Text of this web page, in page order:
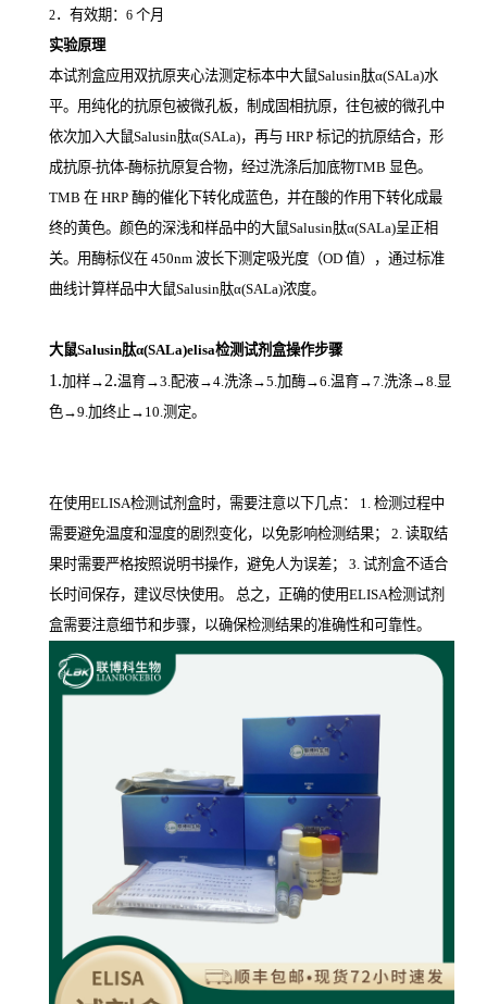
2．有效期： 6 个月
实验原理
本试剂盒应用双抗原夹心法测定标本中大鼠Salusin肽α(SALa)水
平。用纯化的抗原包被微孔板，制成固相抗原，往包被的微孔中
依次加入大鼠Salusin肽α(SALa)，再与 HRP 标记的抗原结合，形
成抗原-抗体-酶标抗原复合物，经过洗涤后加底物TMB 显色。
TMB 在 HRP 酶的催化下转化成蓝色，并在酸的作用下转化成最
终的黄色。颜色的深浅和样品中的大鼠Salusin肽α(SALa)呈正相
关。用酶标仪在 450nm 波长下测定吸光度（OD 值），通过标准
曲线计算样品中大鼠Salusin肽α(SALa)浓度。
大鼠Salusin肽α(SALa)elisa检测试剂盒操作步骤
1.加样→ 2.温育→3.配液→4.洗涤→5.加酶→6.温育→7.洗涤→8.显
色→9.加终止→10.测定。
在使用ELISA检测试剂盒时，需要注意以下几点： 1. 检测过程中
需要避免温度和湿度的剧烈变化，以免影响检测结果； 2. 读取结
果时需要严格按照说明书操作，避免人为误差； 3. 试剂盒不适合
长时间保存，建议尽快使用。 总之，正确的使用ELISA检测试剂
盒需要注意细节和步骤，以确保检测结果的准确性和可靠性。